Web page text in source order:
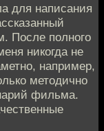
для написания
После полного
никогда не
например,
методично
фильма.